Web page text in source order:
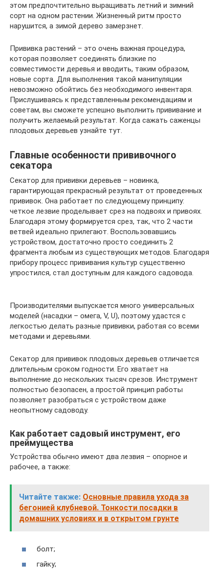
этом предпочтительно выращивать летний и зимний
сорт на одном растении. Жизненный ритм просто
нарушится, а зимой дерево замерзнет.
Прививка растений – это очень важная процедура,
которая позволяет соединять близкие по
совместимости деревья и вводить, таким образом,
новые сорта. Для выполнения такой манипуляции
невозможно обойтись без необходимого инвентаря.
Прислушиваясь к представленным рекомендациям и
советам, вы сможете успешно выполнить прививание и
получить желаемый результат. Когда сажать саженцы
плодовых деревьев узнайте тут.
Главные особенности прививочного
секатора
Секатор для прививки деревьев – новинка,
гарантирующая прекрасный результат от проведенных
прививок. Она работает по следующему принципу:
четкое лезвие проделывает срез на подвоях и привоях.
Благодаря этому формируется срез, так, что 2 части
ветвей идеально прилегают. Воспользовавшись
устройством, достаточно просто соединить 2
фрагмента любым из существующих методов. Благодаря
прибору процесс прививания культур существенно
упростился, стал доступным для каждого садовода.
Производителями выпускается много универсальных
моделей (насадки – омега, V, U), поэтому удастся с
легкостью делать разные прививки, работая со всеми
методами и деревьями.
Секатор для прививок плодовых деревьев отличается
длительным сроком годности. Его хватает на
выполнение до нескольких тысяч срезов. Инструмент
полностью безопасен, а простой принцип работы
позволяет разобраться с устройством даже
неопытному садоводу.
Как работает садовый инструмент, его
преймущества
Устройства обычно имеют два лезвия – опорное и
рабочее, а также:
Читайте также: Основные правила ухода за
бегонией клубневой. Тонкости посадки в
домашних условиях и в открытом грунте
болт;
гайку;